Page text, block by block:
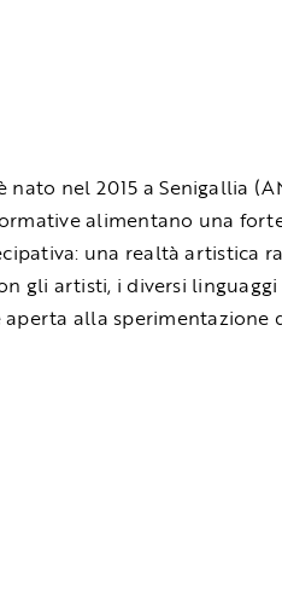
nel 2015 a Senigallia
alimentano una
una realtà artistica
gli artisti, i diversi
alla sperimentazione